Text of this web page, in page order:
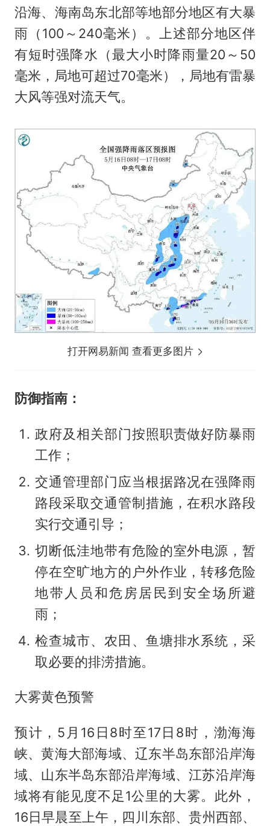
沿海、海南岛东北部等地部分地区有大暴
雨（100～240毫米）。上述部分地区伴
有短时强降水（最大小时降雨量20～50
毫米，局地可超过70毫米），局地有雷暴
大风等强对流天气。
打开网易新闻 查看更多图片
防御指南：
政府及相关部门按照职责做好防暴雨
工作；
交通管理部门应当根据路况在强降雨
路段采取交通管制措施，在积水路段
实行交通引导；
切断低洼地带有危险的室外电源，暂
停在空旷地方的户外作业，转移危险
地带人员和危房居民到安全场所避
雨；
检查城市、农田、鱼塘排水系统，采
取必要的排涝措施。
大雾黄色预警
预计，5月16日8时至17日8时，渤海海
峡、黄海大部海域、辽东半岛东部沿岸海
域、山东半岛东部沿岸海域、江苏沿岸海
域将有能见度不足1公里的大雾。此外，
16日早晨至上午，四川东部、贵州西部、